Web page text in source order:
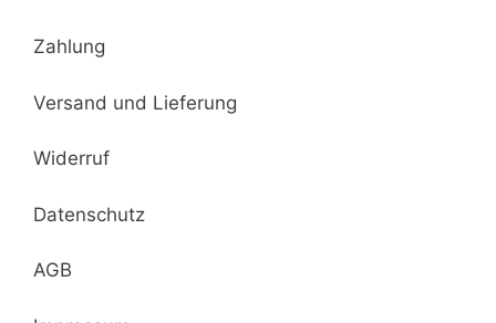
Zahlung
Versand und Lieferung
Widerruf
Datenschutz
AGB